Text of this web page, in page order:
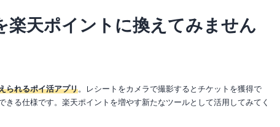
楽天ポイントに換えてみません
られるポイ活アプリ。レシートをカメラで撮影するとチケットを獲得で
る仕様です。楽天ポイントを増やす新たなツールとして活用してみてく